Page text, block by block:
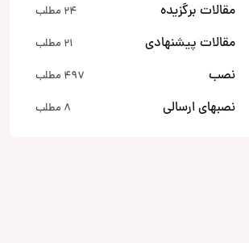
مقالات برگزیده 24 مطلب
مقالات پیشنهادی 21 مطلب
نصب 497 مطلب
نصبهای ارسالی 8 مطلب